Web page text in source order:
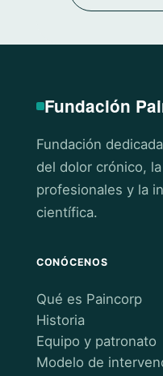
Fundación
Fundación
del dolor crónico,
profesionales y la
científica.
CONÓCENOS
Qué es Paincorp
Historia
Equipo y patronato
Modelo de